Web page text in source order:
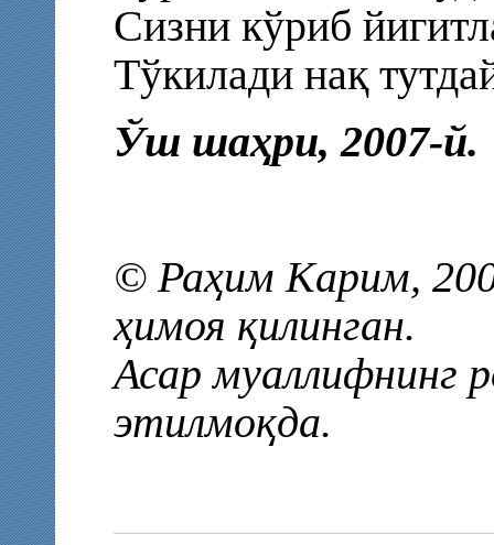
Сизни кўриб
Тўкилади нақ
Ўш шаҳри, 2007-й.
© Раҳим Карим,
ҳимоя қилинган.
Асар муаллифнинг
этилмоқда.